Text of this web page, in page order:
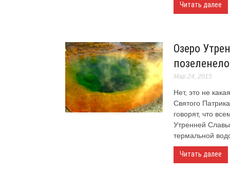
Читать далее
Озеро
Мар 24, 2015
Нет, это не
Святого
говорят, что
Утренней
термальной
Читать далее